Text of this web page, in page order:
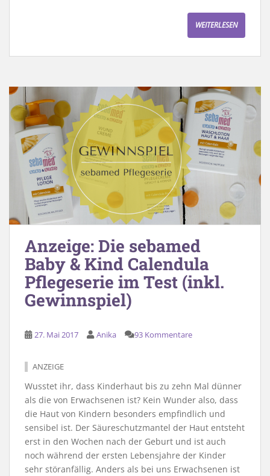
WEITERLESEN
Anzeige: Die sebamed
Baby & Kind Calendula
Pflegeserie im Test (inkl.
Gewinnspiel)
27. Mai 2017 Anika 93 Kommentare
ANZEIGE
Wusstet ihr, dass Kinderhaut bis zu zehn Mal dünner
als die von Erwachsenen ist? Kein Wunder also, dass
die Haut von Kindern besonders empfindlich und
sensibel ist. Der Säureschutzmantel der Haut entsteht
erst in den Wochen nach der Geburt und ist auch
noch während der ersten Lebensjahre der Kinder
sehr störanfällig. Anders als bei uns Erwachsenen ist